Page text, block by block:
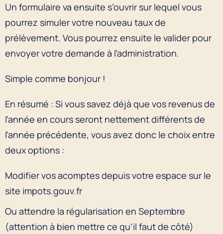
Un formulaire va ensuite s’ouvrir sur lequel vous
pourrez simuler votre nouveau taux de
prélèvement. Vous pourrez ensuite le valider pour
envoyer votre demande à l’administration.
Simple comme bonjour !
En résumé : Si vous savez déjà que vos revenus de
l’année en cours seront nettement différents de
l’année précédente, vous avez donc le choix entre
deux options :
Modifier vos acomptes depuis votre espace sur le
site impots.gouv.fr
Ou attendre la régularisation en Septembre
(attention à bien mettre ce qu’il faut de côté)